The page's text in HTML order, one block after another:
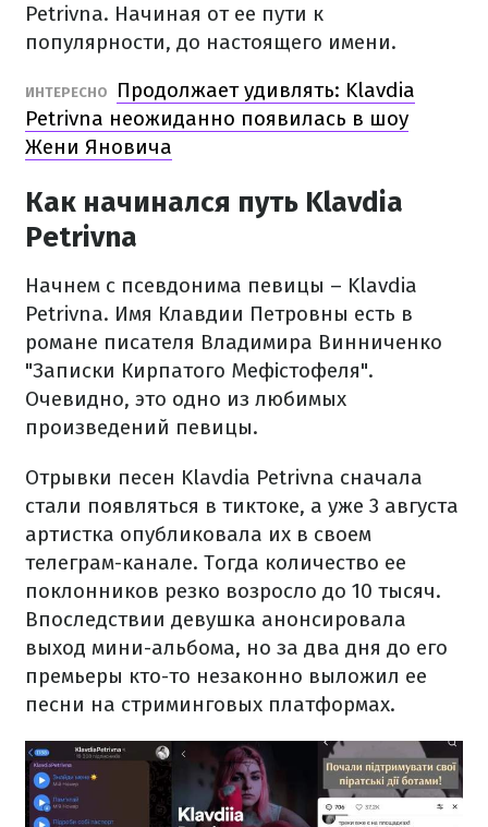
Petrivna. Начиная от ее пути к
популярности, до настоящего имени.
ИНТЕРЕСНО
Продолжает удивлять: Klavdia
Petrivna неожиданно появилась в шоу
Жени Яновича
Как начинался путь Klavdia
Petrivna
Начнем с псевдонима певицы – Klavdia
Petrivna. Имя Клавдии Петровны есть в
романе писателя Владимира Винниченко
"Записки Кирпатого Мефістофеля".
Очевидно, это одно из любимых
произведений певицы.
Отрывки песен Klavdia Petrivna сначала
стали появляться в тиктоке, а уже 3 августа
артистка опубликовала их в своем
телеграм-канале. Тогда количество ее
поклонников резко возросло до 10 тысяч.
Впоследствии девушка анонсировала
выход мини-альбома, но за два дня до его
премьеры кто-то незаконно выложил ее
песни на стриминговых платформах.